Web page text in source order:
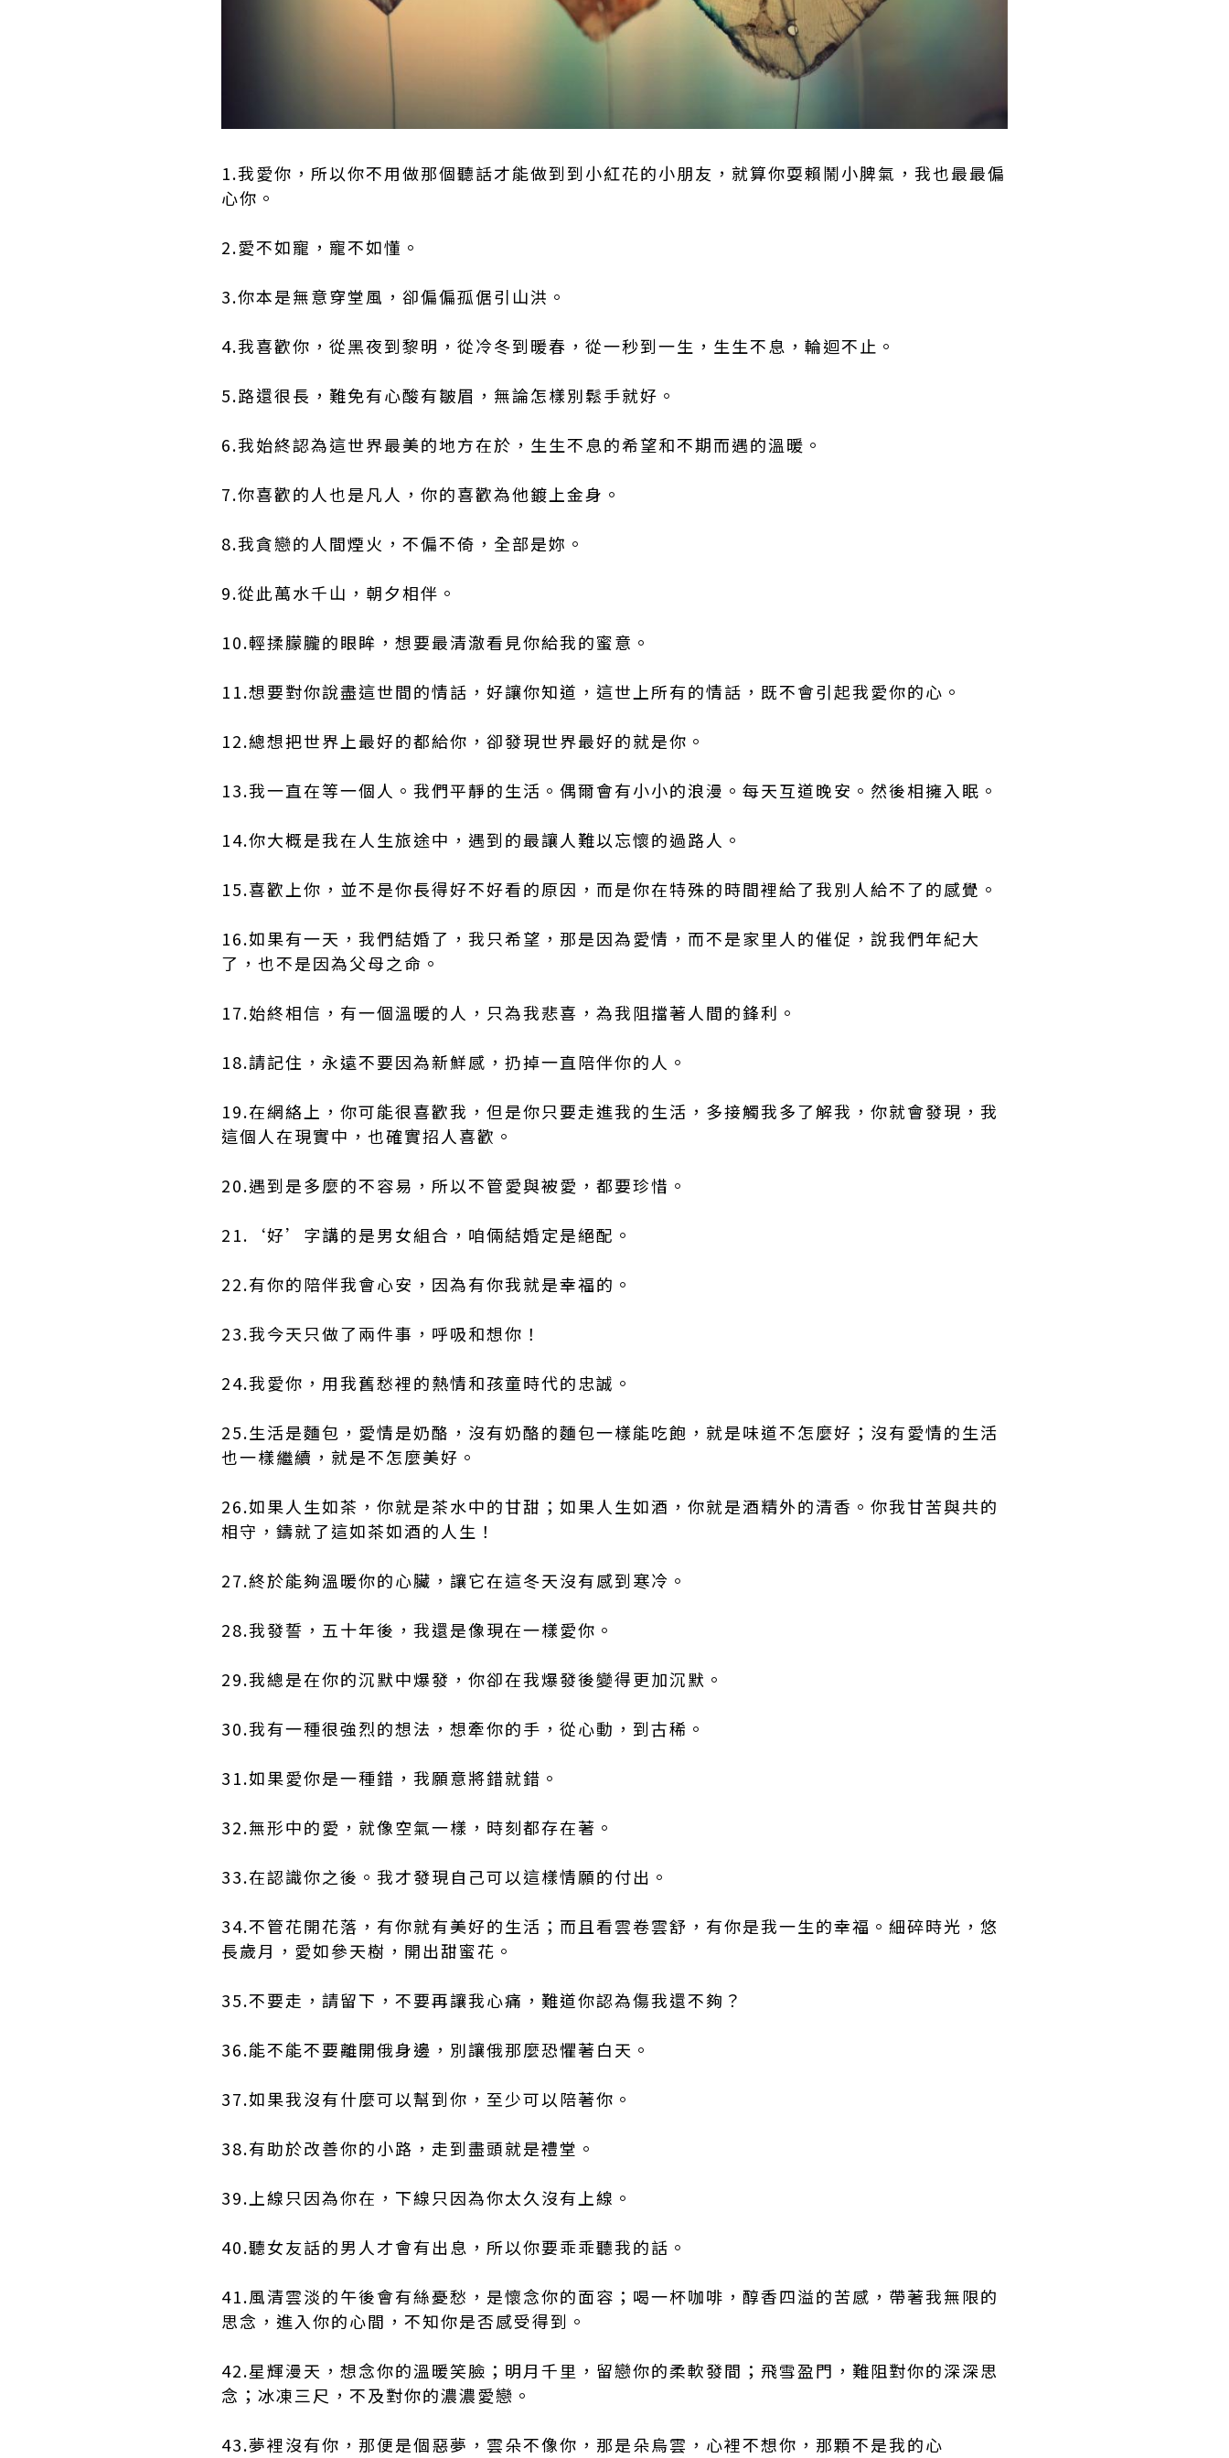
1.我愛你，所以你不用做那個聽話才能做到到小紅花的小朋友，就算你耍賴鬧小脾氣，我也最最偏
心你。
2.愛不如寵，寵不如懂。
3.你本是無意穿堂風，卻偏偏孤倨引山洪。
4.我喜歡你，從黑夜到黎明，從冷冬到暖春，從一秒到一生，生生不息，輪迴不止。
5.路還很長，難免有心酸有皺眉，無論怎樣別鬆手就好。
6.我始終認為這世界最美的地方在於，生生不息的希望和不期而遇的溫暖。
7.你喜歡的人也是凡人，你的喜歡為他鍍上金身。
8.我貪戀的人間煙火，不偏不倚，全部是妳。
9.從此萬水千山，朝夕相伴。
10.輕揉朦朧的眼眸，想要最清澈看見你給我的蜜意。
11.想要對你說盡這世間的情話，好讓你知道，這世上所有的情話，既不會引起我愛你的心。
12.總想把世界上最好的都給你，卻發現世界最好的就是你。
13.我一直在等一個人。我們平靜的生活。偶爾會有小小的浪漫。每天互道晚安。然後相擁入眠。
14.你大概是我在人生旅途中，遇到的最讓人難以忘懷的過路人。
15.喜歡上你，並不是你長得好不好看的原因，而是你在特殊的時間裡給了我別人給不了的感覺。
16.如果有一天，我們結婚了，我只希望，那是因為愛情，而不是家里人的催促，說我們年紀大
了，也不是因為父母之命。
17.始終相信，有一個溫暖的人，只為我悲喜，為我阻擋著人間的鋒利。
18.請記住，永遠不要因為新鮮感，扔掉一直陪伴你的人。
19.在網絡上，你可能很喜歡我，但是你只要走進我的生活，多接觸我多了解我，你就會發現，我
這個人在現實中，也確實招人喜歡。
20.遇到是多麼的不容易，所以不管愛與被愛，都要珍惜。
21.‘好’字講的是男女組合，咱倆結婚定是絕配。
22.有你的陪伴我會心安，因為有你我就是幸福的。
23.我今天只做了兩件事，呼吸和想你！
24.我愛你，用我舊愁裡的熱情和孩童時代的忠誠。
25.生活是麵包，愛情是奶酪，沒有奶酪的麵包一樣能吃飽，就是味道不怎麼好；沒有愛情的生活
也一樣繼續，就是不怎麼美好。
26.如果人生如茶，你就是茶水中的甘甜；如果人生如酒，你就是酒精外的清香。你我甘苦與共的
相守，鑄就了這如茶如酒的人生！
27.終於能夠溫暖你的心臟，讓它在這冬天沒有感到寒冷。
28.我發誓，五十年後，我還是像現在一樣愛你。
29.我總是在你的沉默中爆發，你卻在我爆發後變得更加沉默。
30.我有一種很強烈的想法，想牽你的手，從心動，到古稀。
31.如果愛你是一種錯，我願意將錯就錯。
32.無形中的愛，就像空氣一樣，時刻都存在著。
33.在認識你之後。我才發現自己可以這樣情願的付出。
34.不管花開花落，有你就有美好的生活；而且看雲卷雲舒，有你是我一生的幸福。細碎時光，悠
長歲月，愛如參天樹，開出甜蜜花。
35.不要走，請留下，不要再讓我心痛，難道你認為傷我還不夠？
36.能不能不要離開俄身邊，別讓俄那麼恐懼著白天。
37.如果我沒有什麼可以幫到你，至少可以陪著你。
38.有助於改善你的小路，走到盡頭就是禮堂。
39.上線只因為你在，下線只因為你太久沒有上線。
40.聽女友話的男人才會有出息，所以你要乖乖聽我的話。
41.風清雲淡的午後會有絲憂愁，是懷念你的面容；喝一杯咖啡，醇香四溢的苦感，帶著我無限的
思念，進入你的心間，不知你是否感受得到。
42.星輝漫天，想念你的溫暖笑臉；明月千里，留戀你的柔軟發間；飛雪盈門，難阻對你的深深思
念；冰凍三尺，不及對你的濃濃愛戀。
43.夢裡沒有你，那便是個惡夢，雲朵不像你，那是朵烏雲，心裡不想你，那顆不是我的心